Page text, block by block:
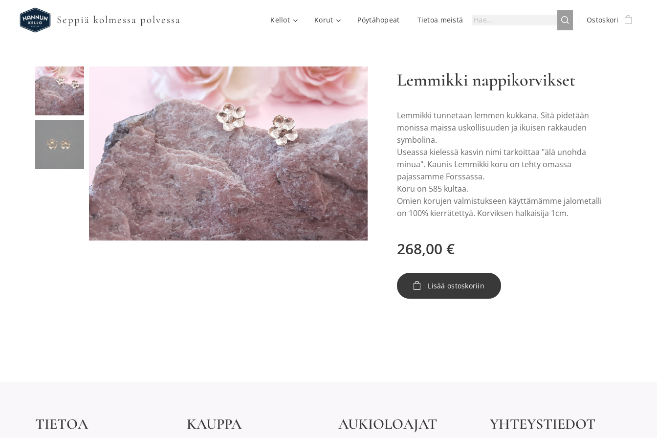
Seppiä kolmessa polvessa Kellot Korut Pöytähopeat Tietoa meistä Ostoskori
Lemmikki nappikorvikset
Lemmikki tunnetaan lemmen kukkana. Sitä pidetään
monissa maissa uskollisuuden ja ikuisen rakkauden
symbolina.
Useassa kielessä kasvin nimi tarkoittaa "älä unohda
minua". Kaunis Lemmikki koru on tehty omassa
pajassamme Forssassa.
Koru on 585 kultaa.
Omien korujen valmistukseen käyttämämme jalometalli
on 100% kierrätettyä. Korviksen halkaisija 1cm.
268,00 €
Lisää ostoskoriin
TIETOA KAUPPA AUKIOLOAJAT YHTEYSTIEDOT